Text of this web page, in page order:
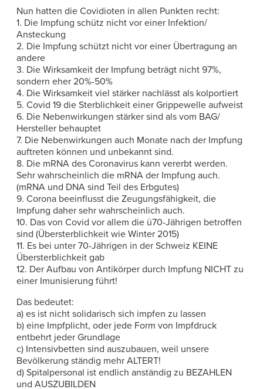
Nun hatten die Covidioten in allen Punkten recht:
1. Die Impfung schütz nicht vor einer Infektion/
Ansteckung
2. Die Impfung schützt nicht vor einer Übertragung an
andere
3. Die Wirksamkeit der Impfung beträgt nicht 97%,
sondern eher 20%-50%
4. Die Wirksamkeit viel stärker nachlässt als kolportiert
5. Covid 19 die Sterblichkeit einer Grippewelle aufweist
6. Die Nebenwirkungen stärker sind als vom BAG/
Hersteller behauptet
7. Die Nebenwirkungen auch Monate nach der Impfung
auftreten können und unbekannt sind.
8. Die mRNA des Coronavirus kann vererbt werden.
Sehr wahrscheinlich die mRNA der Impfung auch.
(mRNA und DNA sind Teil des Erbgutes)
9. Corona beeinflusst die Zeugungsfähigkeit, die
Impfung daher sehr wahrscheinlich auch.
10. Das von Covid vor allem die ü70-Jährigen betroffen
sind (Übersterblichkeit wie Winter 2015)
11. Es bei unter 70-Jährigen in der Schweiz KEINE
Übersterblichkeit gab
12. Der Aufbau von Antikörper durch Impfung NICHT zu
einer Imunisierung führt!
Das bedeutet:
a) es ist nicht solidarisch sich impfen zu lassen
b) eine Impfplicht, oder jede Form von Impfdruck
entbehrt jeder Grundlage
c) Intensivbetten sind auszubauen, weil unsere
Bevölkerung ständig mehr ALTERT!
d) Spitalpersonal ist endlich anständig zu BEZAHLEN
und AUSZUBILDEN